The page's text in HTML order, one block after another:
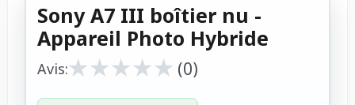
Sony A7 III boîtier nu -
Appareil Photo Hybride
Avis:★
★★
★★
★★
★★
★ (0)